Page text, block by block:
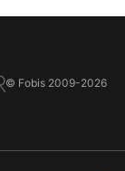
© Fobis 2009-2026